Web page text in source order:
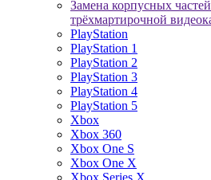
Замена корпусных
трёхмартирочной
PlayStation
PlayStation 1
PlayStation 2
PlayStation 3
PlayStation 4
PlayStation 5
Xbox
Xbox 360
Xbox One S
Xbox One X
Xbox Series X